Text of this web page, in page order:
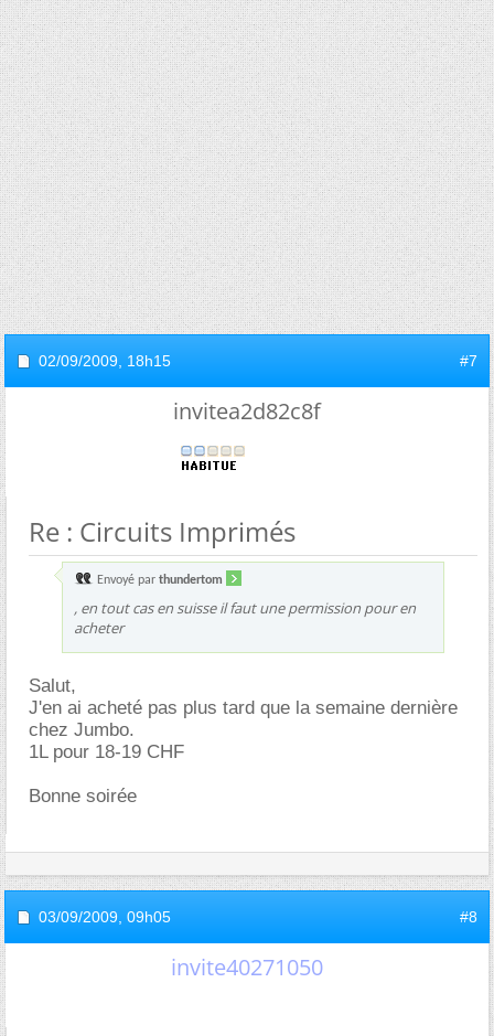
02/09/2009, 18h15 #7
invitea2d82c8f
Re : Circuits Imprimés
Envoyé par thundertom
, en tout cas en suisse il faut une permission pour en
acheter
Salut,
J'en ai acheté pas plus tard que la semaine dernière
chez Jumbo.
1L pour 18-19 CHF
Bonne soirée
03/09/2009, 09h05 #8
invite40271050